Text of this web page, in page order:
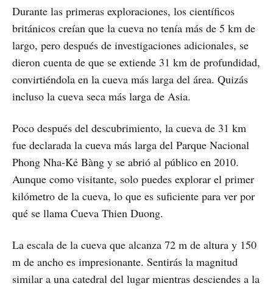
Durante las primeras exploraciones, los científicos
británicos creían que la cueva no tenía más de 5 km de
largo, pero después de investigaciones adicionales, se
dieron cuenta de que se extiende 31 km de profundidad,
convirtiéndola en la cueva más larga del área. Quizás
incluso la cueva seca más larga de Asia.
Poco después del descubrimiento, la cueva de 31 km
fue declarada la cueva más larga del Parque Nacional
Phong Nha-Kẻ Bàng y se abrió al público en 2010.
Aunque como visitante, solo puedes explorar el primer
kilómetro de la cueva, lo que es suficiente para ver por
qué se llama Cueva Thien Duong.
La escala de la cueva que alcanza 72 m de altura y 150
m de ancho es impresionante. Sentirás la magnitud
similar a una catedral del lugar mientras desciendes a la